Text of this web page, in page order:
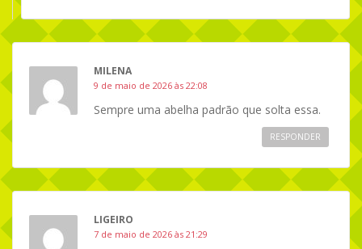
MILENA
9 de maio de 2026 às 22:08
Sempre uma abelha padrão que solta essa.
RESPONDER
LIGEIRO
7 de maio de 2026 às 21:29